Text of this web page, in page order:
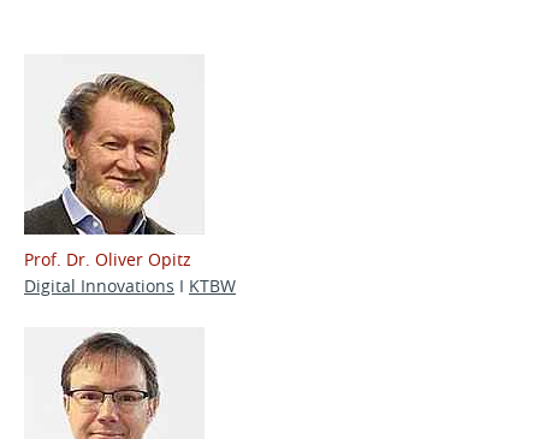
Prof. Dr. Oliver Opitz
Digital Innovations I KTBW